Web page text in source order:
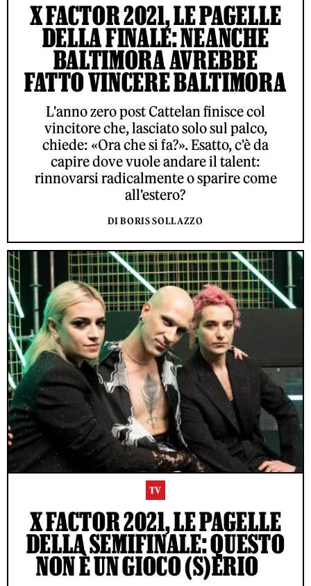
X FACTOR 2021, LE PAGELLE
DELLA FINALE: NEANCHE
BALTIMORA AVREBBE
FATTO VINCERE BALTIMORA
L'anno zero post Cattelan finisce col
vincitore che, lasciato solo sul palco,
chiede: «Ora che si fa?». Esatto, c'è da
capire dove vuole andare il talent:
rinnovarsi radicalmente o sparire come
all'estero?
DI BORIS SOLLAZZO
TV
X FACTOR 2021, LE PAGELLE
DELLA SEMIFINALE: QUESTO
NON È UN GIOCO (S)ERIO